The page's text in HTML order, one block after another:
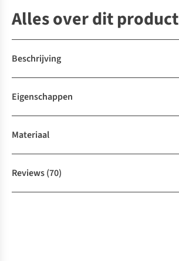
Alles over dit product
Beschrijving
Eigenschappen
Materiaal
Reviews(70)